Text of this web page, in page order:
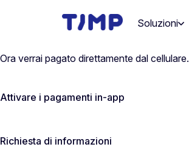
Soluzioni
Ora verrai pagato direttamente dal cellulare.
Attivare i pagamenti in-app
Richiesta di informazioni